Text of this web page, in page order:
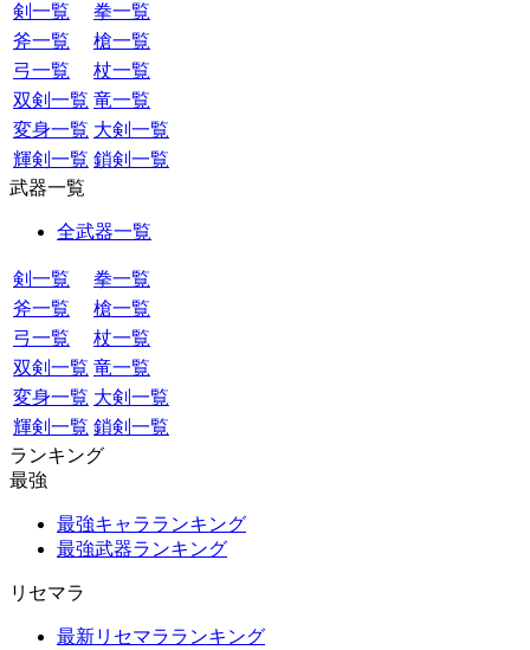
剣一覧
拳一覧
斧一覧
槍一覧
弓一覧
杖一覧
双剣一覧 竜一覧
変身一覧 大剣一覧
輝剣一覧 鎖剣一覧
武器一覧
全武器一覧
剣一覧
拳一覧
斧一覧
槍一覧
弓一覧
杖一覧
双剣一覧 竜一覧
変身一覧 大剣一覧
輝剣一覧 鎖剣一覧
ランキング
最強
最強キャラランキング
最強武器ランキング
リセマラ
最新リセマラランキング